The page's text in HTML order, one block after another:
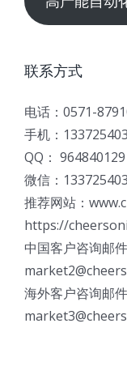
联系方式
电话：0571-
手机：
QQ： 964840129
微信：
推荐网站：
https://
中国客户咨询邮件
海外客户咨询邮件